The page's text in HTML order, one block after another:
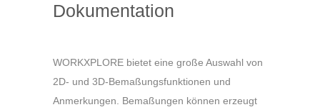
Dokumentation
WORKXPLORE bietet eine große Auswahl von
2D- und 3D-Bemaßungsfunktionen und
Anmerkungen. Bemaßungen können erzeugt